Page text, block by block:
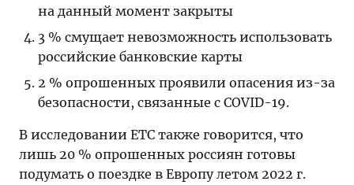
на данный момент закрыты
3 % смущает невозможность использовать
российские банковские карты
2 % опрошенных проявили опасения из-за
безопасности, связанные с COVID-19.
В исследовании ЕТС также говорится, что
лишь 20 % опрошенных россиян готовы
подумать о поездке в Европу летом 2022 г.